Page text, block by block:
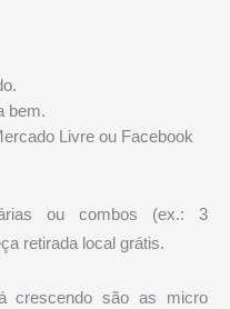
bem.
Livre ou Facebook
ou combos (ex.: 3
retirada local grátis.
crescendo são as micro